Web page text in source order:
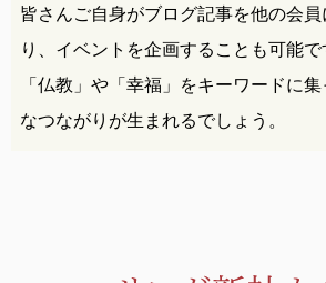
皆さんご自身がブログ記事を他の会
り、イベントを企画することも可能で
「仏教」や「幸福」をキーワードに
なつながりが生まれるでしょう。